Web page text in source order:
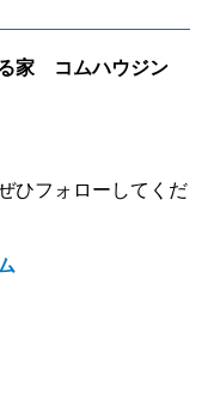
家 コムハウジン
ひフォローしてくだ